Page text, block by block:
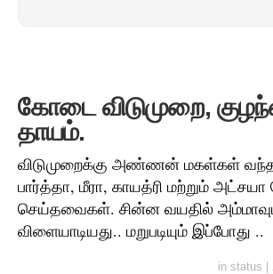
கோடை விடுமுறை,
தாயம்.
விடுமுறைக்கு அண்ணன் மகள்கள் வந்த
பார்த்தா, மீரா, காயத்ரி மற்றும் அட்சயா
செய்தவைகள். சின்ன வயதில்
விளையாடியது.. மறுபடியும் இப்போது ..
in status